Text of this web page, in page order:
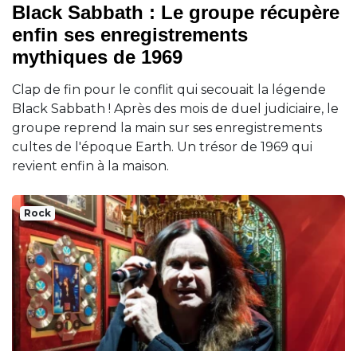
Black Sabbath : Le groupe récupère
enfin ses enregistrements
mythiques de 1969
Clap de fin pour le conflit qui secouait la légende
Black Sabbath ! Après des mois de duel judiciaire, le
groupe reprend la main sur ses enregistrements
cultes de l'époque Earth. Un trésor de 1969 qui
revient enfin à la maison.
Rock